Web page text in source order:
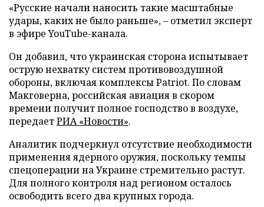
«Русские начали наносить такие масштабные
удары, каких не было раньше», – отметил эксперт
в эфире YouTube-канала.
Он добавил, что украинская сторона испытывает
острую нехватку систем противовоздушной
обороны, включая комплексы Patriot. По словам
Макговерна, российская авиация в скором
времени получит полное господство в воздухе,
передаетРИА «Новости».
Аналитик подчеркнул отсутствие необходимости
применения ядерного оружия, поскольку темпы
спецоперации на Украине стремительно растут.
Для полного контроля над регионом осталось
освободить всего два крупных города.